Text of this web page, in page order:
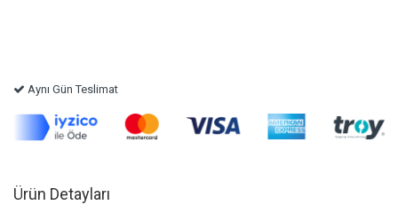
Aynı Gün Teslimat
Ürün Detayları